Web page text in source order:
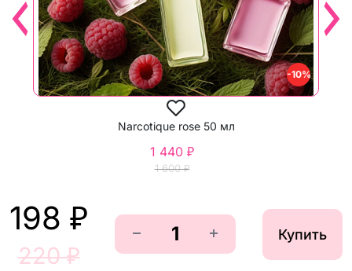
-10%
Narcotique rose 50 мл
1 600 ₽
1 440 ₽
198 ₽
220 ₽
Купить